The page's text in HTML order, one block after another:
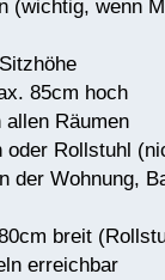
(wichtig, wenn
85cm hoch
Räumen
Rollstuhl
der Wohnung,
breit
erreichbar